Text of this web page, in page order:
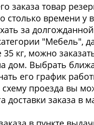
заказа товар
столько времени у
за
"Мебель",
35 кг, можно
дом. Выбрать
его график
схему проезда вы
доставки заказа в